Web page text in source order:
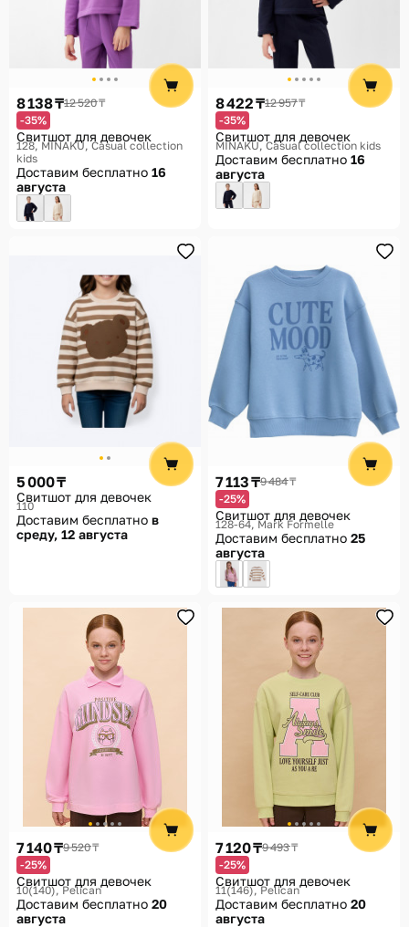
8 138 ₸12 520 ₸
-35%
Свитшот для девочек
128 MINAKU, Casual collection
kids
Доставим бесплатно 16
августа
8 422 ₸12 957 ₸
-35%
Свитшот для девочек
MINAKU, Casual collection kids
Доставим бесплатно 16
августа
5 000 ₸
Свитшот для девочек
110
Доставим бесплатно в
среду, 12 августа
7 113 ₸9 484 ₸
-25%
Свитшот для девочек
128-64 Mark Formelle
Доставим бесплатно 25
августа
7 140 ₸9 520 ₸
-25%
Свитшот для девочек
10(140) Pelican
Доставим бесплатно 20
августа
7 120 ₸9 493 ₸
-25%
Свитшот для девочек
11(146) Pelican
Доставим бесплатно 20
августа